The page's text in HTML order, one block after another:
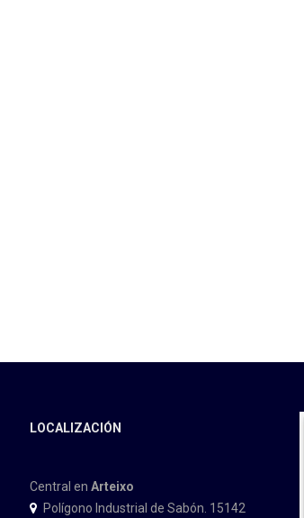
LOCALIZACIÓN
Central en Arteixo
Polígono Industrial de Sabón. 15142